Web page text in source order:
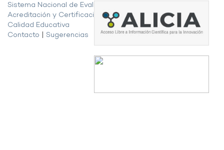
Sistema Nacional de Evaluación,
Acreditación y Certificación de la
Calidad Educativa
Contacto
Sugerencias